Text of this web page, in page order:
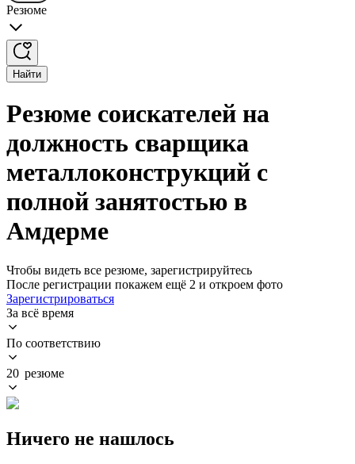
Резюме
Найти
Резюме соискателей на
должность сварщика
металлоконструкций с
полной занятостью в
Амдерме
Чтобы видеть все резюме, зарегистрируйтесь
После регистрации покажем ещё 2 и откроем фото
Зарегистрироваться
За всё время
По соответствию
20 резюме
Ничего не нашлось